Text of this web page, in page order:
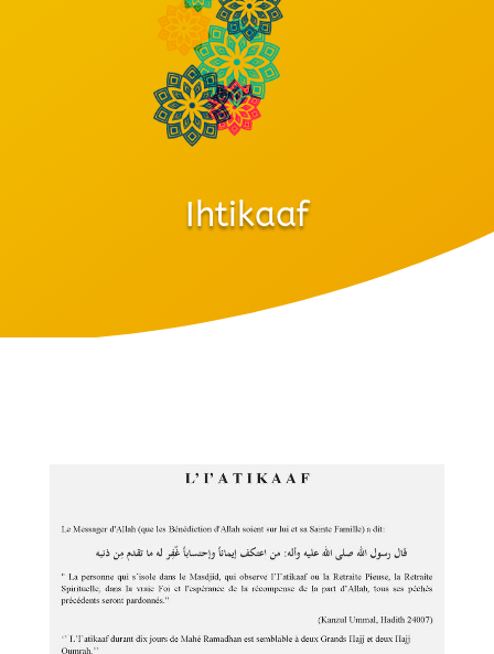
Ihtikaaf